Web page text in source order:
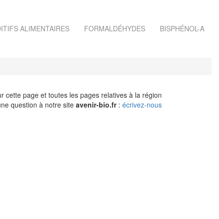
ALIMENTAIRES FORMALDÉHYDES BISPHÉNOL-A
cette page et toutes les pages relatives à la région
question à notre siteavenir-bio.fr: écrivez-nous